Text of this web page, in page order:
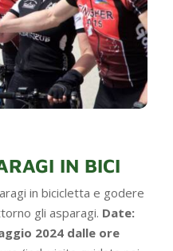
IN BICI
in bicicletta e godere
gli asparagi. Date:
2024 dalle ore